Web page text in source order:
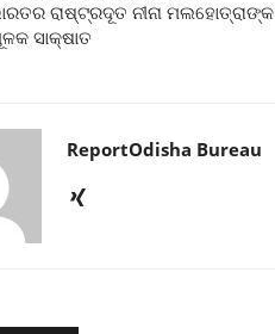
ରାଷ୍ଟ୍ରଦୂତ ନୀନା ମଲହୋତ୍ରାଙ୍କ
ସାକ୍ଷାତ
ReportOdisha Bureau